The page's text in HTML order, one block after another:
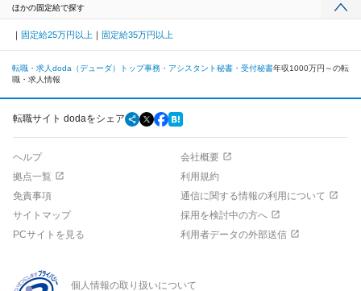
ほかの固定給で探す
固定給25万円以上 固定給35万円以上
転職・求人doda（デューダ）トップ事務・アシスタント秘書・受付秘書年収1000万円～の転
職・求人情報
転職サイト dodaをシェア
ヘルプ
会社概要
拠点一覧
利用規約
免責事項
通信に関する情報の利用について
サイトマップ
採用を検討中の方へ
PCサイトを見る
利用者データの外部送信
個人情報の取り扱いについて